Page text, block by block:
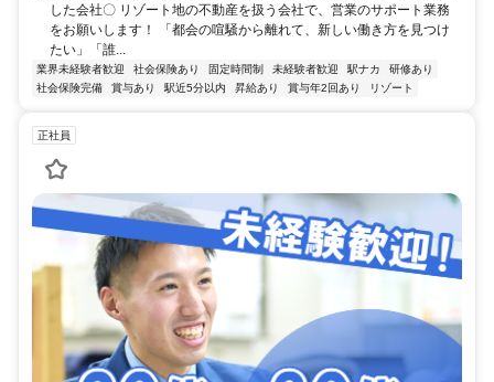
した会社〇 リゾート地の不動産を扱う会社で、営業のサポート業務
をお願いします！ 「都会の喧騒から離れて、新しい働き方を見つけ
たい」「誰...
業界未経験者歓迎 社会保険あり 固定時間制 未経験者歓迎 駅ナカ
研修あり
社会保険完備
賞与あり 駅近5分以内 昇給あり 賞与年2回あり リゾート
正社員